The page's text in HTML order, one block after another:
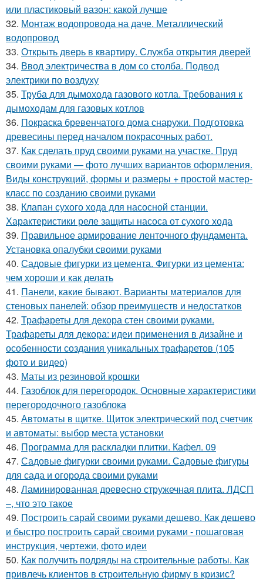
или пластиковый вазон: какой лучше
32. Монтаж водопровода на даче. Металлический
водопровод
33. Открыть дверь в квартиру. Служба открытия дверей
34. Ввод электричества в дом со столба. Подвод
электрики по воздуху
35. Труба для дымохода газового котла. Требования к
дымоходам для газовых котлов
36. Покраска бревенчатого дома снаружи. Подготовка
древесины перед началом покрасочных работ.
37. Как сделать пруд своими руками на участке. Пруд
своими руками — фото лучших вариантов оформления.
Виды конструкций, формы и размеры + простой мастер-
класс по созданию своими руками
38. Клапан сухого хода для насосной станции.
Характеристики реле защиты насоса от сухого хода
39. Правильное армирование ленточного фундамента.
Установка опалубки своими руками
40. Садовые фигурки из цемента. Фигурки из цемента:
чем хороши и как делать
41. Панели, какие бывают. Варианты материалов для
стеновых панелей: обзор преимуществ и недостатков
42. Трафареты для декора стен своими руками.
Трафареты для декора: идеи применения в дизайне и
особенности создания уникальных трафаретов (105
фото и видео)
43. Маты из резиновой крошки
44. Газоблок для перегородок. Основные характеристики
перегородочного газоблока
45. Автоматы в щитке. Щиток электрический под счетчик
и автоматы: выбор места установки
46. Программа для раскладки плитки. Кафел. 09
47. Садовые фигурки своими руками. Садовые фигуры
для сада и огорода своими руками
48. Ламинированная древесно стружечная плита. ЛДСП
–, что это такое
49. Построить сарай своими руками дешево. Как дешево
и быстро построить сарай своими руками - пошаговая
инструкция, чертежи, фото идеи
50. Как получить подряды на строительные работы. Как
привлечь клиентов в строительную фирму в кризис?